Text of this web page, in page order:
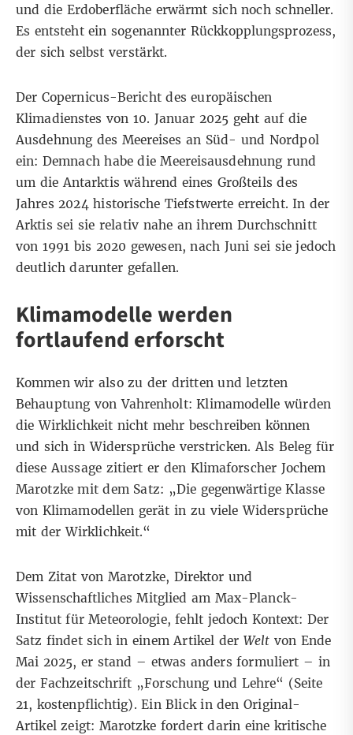
und die Erdoberfläche erwärmt sich noch schneller.
Es entsteht ein sogenannter Rückkopplungsprozess,
der sich selbst verstärkt.
Der Copernicus-Berichtdes europäischen
Klimadienstes von 10. Januar 2025 geht auf die
Ausdehnung des Meereises an Süd- und Nordpol
ein: Demnach habe die Meereisausdehnung rund
um die Antarktis während eines Großteils des
Jahres 2024 historische Tiefstwerte erreicht. In der
Arktis sei sie relativ nahe an ihrem Durchschnitt
von 1991 bis 2020 gewesen, nach Juni sei sie jedoch
deutlich darunter gefallen.
Klimamodelle werden
fortlaufend erforscht
Kommen wir also zu der dritten und letzten
Behauptung von Vahrenholt: Klimamodelle würden
die Wirklichkeit nicht mehr beschreiben können
und sich in Widersprüche verstricken. Als Beleg für
diese Aussage zitiert er den Klimaforscher Jochem
Marotzke mit dem Satz: „Die gegenwärtige Klasse
von Klimamodellen gerät in zu viele Widersprüche
mit der Wirklichkeit.“
Dem Zitat von Marotzke, Direktor und
Wissenschaftliches Mitglied am Max-Planck-
Institut für Meteorologie, fehlt jedoch Kontext: Der
Satz findet sich in einemArtikel der Welt von Ende
Mai 2025, er stand – etwas anders formuliert – in
der Fachzeitschrift „Forschung und Lehre“ (Seite
21, kostenpflichtig). Ein Blick in den Original-
Artikel zeigt: Marotzke fordert darin eine kritische